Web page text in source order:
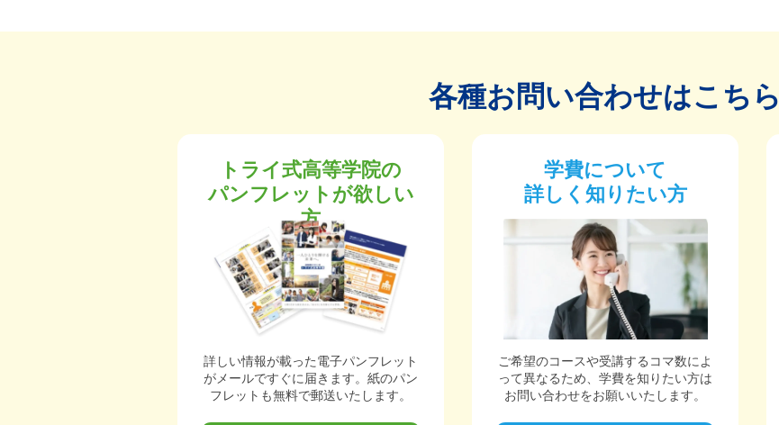
各種お問い合わせはこちら
トライ式高等学院の
パンフレットが欲しい
方
詳しい情報が載った電子パンフレット
がメールですぐに届きます。紙のパン
フレットも無料で郵送いたします。
学費について
詳しく知りたい方
ご希望のコースや受講するコマ数によ
って異なるため、学費を知りたい方は
お問い合わせをお願いいたします。